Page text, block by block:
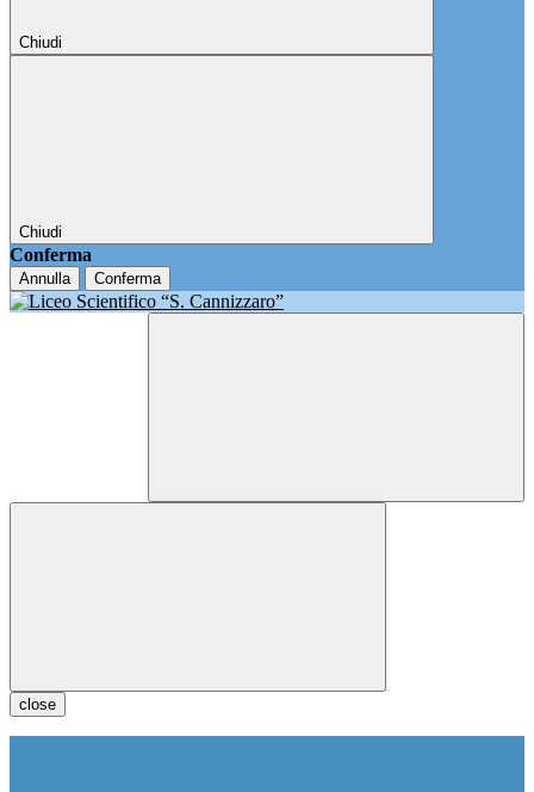
Chiudi
Chiudi
Conferma
Annulla Conferma
close